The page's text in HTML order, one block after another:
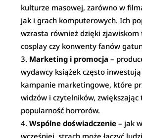
kulturze masowej, zarówno w
jak i grach komputerowych. Ich
wzrasta również dzięki
cosplay czy konwenty fanów
Marketing i promocja –
wydawcy książek często
kampanie marketingowe, które
widzów i czytelników, zwiększając
popularność horrorów.
Wspólne doświadczenie – jak
wcześniej, strach może łączyć